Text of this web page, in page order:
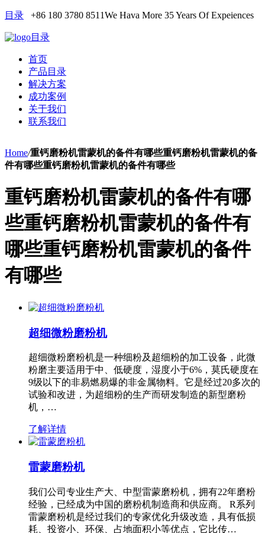
目录 +86 180 3780 8511We Hava More 35 Years Of Expeiences
目录
首页
产品目录
解决方案
成功案例
关于我们
联系我们
Home/重钙磨粉机雷蒙机的备件有哪些重钙磨粉机雷蒙机的备
件有哪些重钙磨粉机雷蒙机的备件有哪些
重钙磨粉机雷蒙机的备件有哪
些重钙磨粉机雷蒙机的备件有
哪些重钙磨粉机雷蒙机的备件
有哪些
超细微粉磨粉机
超细微粉磨粉机是一种细粉及超细粉的加工设备，此微
粉磨主要适用于中、低硬度，湿度小于6%，莫氏硬度在
9级以下的非易燃易爆的非金属物料。它是经过20多次的
试验和改进，为超细粉的生产而研发制造的新型磨粉
机，…
了解详情
雷蒙磨粉机
我们公司专业生产大、中型雷蒙磨粉机，拥有22年磨粉
经验，已经成为中国的磨粉机制造商和供应商。 R系列
雷蒙磨粉机是经过我们的专家优化升级改造，具有低损
耗、投资小、环保、占地面积小等优点，它比传…